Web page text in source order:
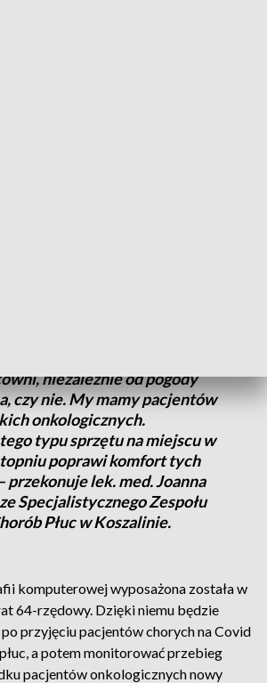
niezależnie od pogody
czy nie. My mamy pacjentów
onkologicznych.
typu sprzętu na miejscu w
poprawi komfort tych
przekonuje lek. med. Joanna
Specjalistycznego Zespołu
Płuc w Koszalinie.
komputerowej wyposażona została w
64-rzędowy. Dzięki niemu będzie
przyjęciu pacjentów chorych na Covid
a potem monitorować przebieg
pacjentów onkologicznych nowy